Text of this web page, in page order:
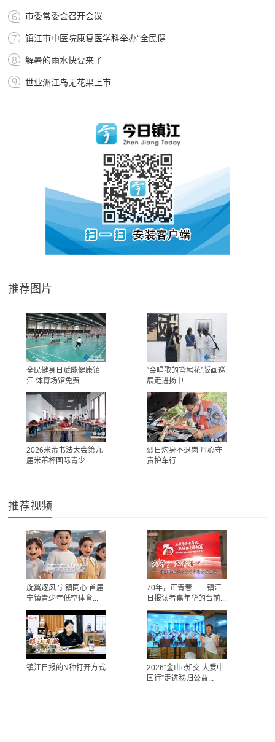
市委常委会召开会议
镇江市中医院康复医学科举办“全民健...
解暑的雨水快要来了
世业洲江岛无花果上市
推荐图片
全民健身日赋能健康镇
江 体育场馆免费...
“会唱歌的鸢尾花”版画巡
展走进扬中
2026米芾书法大会第九
届米芾杯国际青少...
烈日灼身不退岗 丹心守
责护车行
推荐视频
旋翼逐风 宁镇同心 首届
宁镇青少年低空体育...
70年，正青春——镇江
日报读者嘉年华的台前...
镇江日报的N种打开方式
2026“金山e知交 大爱中
国行”走进秭归公益...